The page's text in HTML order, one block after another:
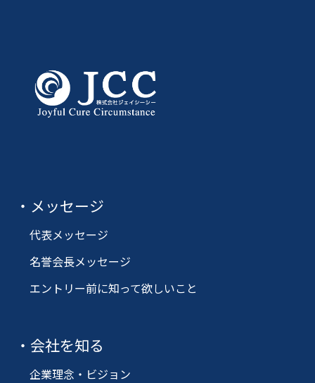
メッセージ
代表メッセージ
名誉会長メッセージ
エントリー前に知って欲しいこと
会社を知る
企業理念・ビジョン